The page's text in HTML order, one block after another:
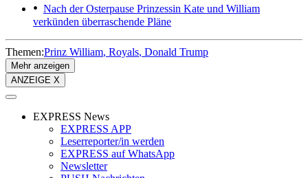
Nach der Osterpause Prinzessin Kate und William
verkünden überraschende Pläne
Themen:Prinz William Royals Donald Trump
Mehr anzeigen
ANZEIGE X
EXPRESS News
EXPRESS APP
Leserreporter/in werden
EXPRESS auf WhatsApp
Newsletter